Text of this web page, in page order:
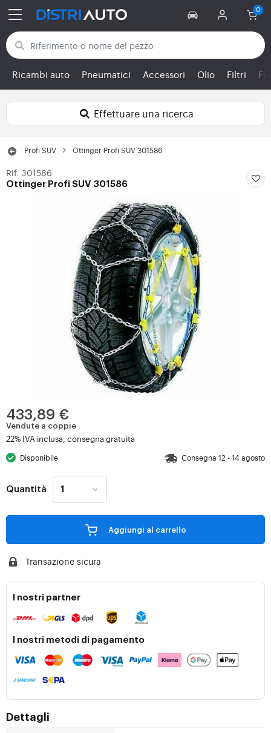
Torna alle categorie
Ricambi auto Pneumatici Accessori Olio Filtri
Effettuare una ricerca
Profi SUV Ottinger Profi SUV 301586
Rif. 301586
Ottinger Profi SUV 301586
433,89 €
Vendute a coppie
22% IVA inclusa, consegna gratuita
Disponibile Consegna 12 - 14 agosto
Quantità
Aggiungi al carrello
Transazione sicura
I nostri partner
I nostri metodi di pagamento
Dettagli